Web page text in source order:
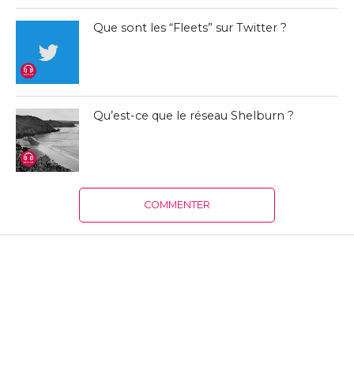
Que sont les “Fleets” sur Twitter ?
Qu’est-ce que le réseau Shelburn ?
COMMENTER